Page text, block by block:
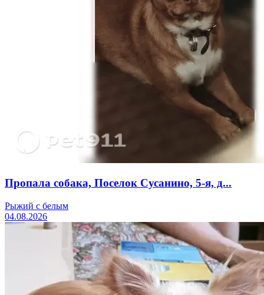
Пропала собака, Поселок Сусанино, 5-я, д...
Рыжий с белым
04.08.2026